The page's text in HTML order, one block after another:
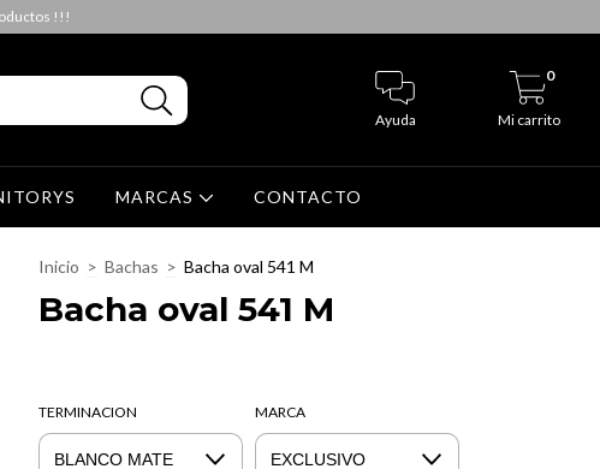
!!!
Ayuda Mi carrito
0
MARCAS CONTACTO
Inicio > Bachas > Bacha oval 541 M
Bacha oval 541 M
TERMINACION MARCA